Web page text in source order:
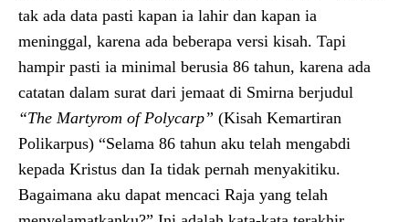
tak ada data pasti kapan ia lahir dan kapan ia
meninggal, karena ada beberapa versi kisah. Tapi
hampir pasti ia minimal berusia 86 tahun, karena ada
catatan dalam surat dari jemaat di Smirna berjudul
“The Martyrom of Polycarp” (Kisah Kemartiran
Polikarpus) “Selama 86 tahun aku telah mengabdi
kepada Kristus dan Ia tidak pernah menyakitiku.
Bagaimana aku dapat mencaci Raja yang telah